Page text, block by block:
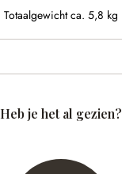
Totaalgewicht ca. 5,8 kg
Heb je het al gezien?